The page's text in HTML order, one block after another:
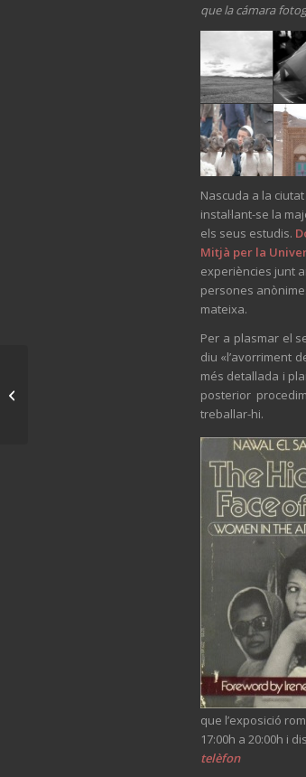
que la cámara
Nascuda a la
instal·lant-se la
els seus estudis.
Mitjà per la
experiències junt
persones
mateixa.
Per a plasmar el
diu «l’avorriment
més detallada i
posterior
treballar-hi.
que l’exposició
17:00h a 20:00h i
telèfon